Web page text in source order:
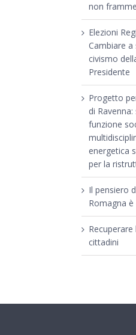
non
Elezioni
Cambiare
civismo
Presidente
Progetto
di
funzione
energetica
per la
Il pensiero
Romagna
cittadini